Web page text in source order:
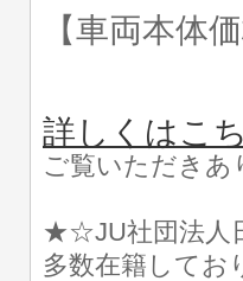
【車両本体価
詳しくはこ
ご覧いただきあ
★☆JU社団法人
多数在籍して